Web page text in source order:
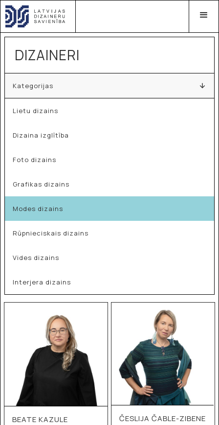
DIZAINERI
Kategorijas
Lietu dizains
Dizaina izglītība
Foto dizains
Grafikas dizains
Modes dizains
Rūpnieciskais dizains
Vides dizains
Interjera dizains
BEATE KAZULE ČESLIJA ČABLE-ZIBENE